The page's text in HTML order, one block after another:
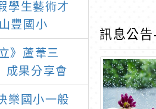
學生藝術才
豐國小
》蘆葦三
成果分享會
樂國小一般
訊息公